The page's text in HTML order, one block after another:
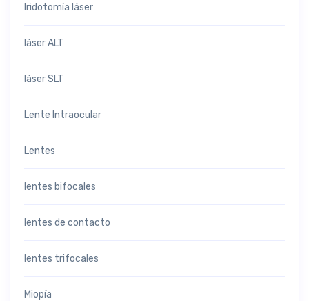
Iridotomía láser
láser ALT
láser SLT
Lente Intraocular
Lentes
lentes bifocales
lentes de contacto
lentes trifocales
Miopía